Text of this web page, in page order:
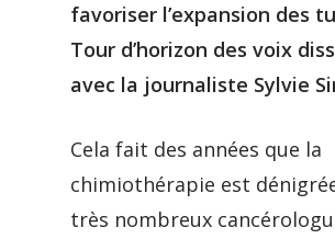
favoriser l’expansion des
Tour d’horizon des voix
avec la journaliste Sylvie
Cela fait des années que la
chimiothérapie est
très nombreux